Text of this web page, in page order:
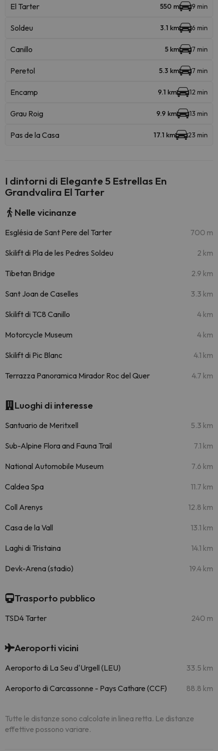
El Tarter 550 m 9 min
Soldeu 3.1 km 6 min
Canillo 5 km 7 min
Peretol 5.3 km 7 min
Encamp 9.1 km 12 min
Grau Roig 9.9 km 13 min
Pas de la Casa 17.1 km 23 min
I dintorni di Elegante 5 Estrellas En
Grandvalira El Tarter
Nelle vicinanze
Església de Sant Pere del Tarter 700 m
Skilift di Pla de les Pedres Soldeu 2 km
Tibetan Bridge 2.9 km
Sant Joan de Caselles 3.3 km
Skilift di TC8 Canillo 4 km
Motorcycle Museum 4 km
Skilift di Pic Blanc 4.1 km
Terrazza Panoramica Mirador Roc del Quer 4.7 km
Luoghi di interesse
Santuario de Meritxell 5.3 km
Sub-Alpine Flora and Fauna Trail 7.1 km
National Automobile Museum 7.6 km
Caldea Spa 11.7 km
Coll Arenys 12.8 km
Casa de la Vall 13.1 km
Laghi di Tristaina 14.1 km
Devk-Arena (stadio) 19.4 km
Trasporto pubblico
TSD4 Tarter 240 m
Aeroporti vicini
Aeroporto di La Seu d'Urgell (LEU) 33.5 km
Aeroporto di Carcassonne - Pays Cathare (CCF) 88.8 km
Tutte le distanze sono calcolate in linea retta. Le distanze
effettive possono variare.